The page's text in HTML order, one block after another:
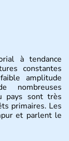
à tendance
constantes
amplitude
nombreuses
pays sont très
primaires. Les
et parlent le